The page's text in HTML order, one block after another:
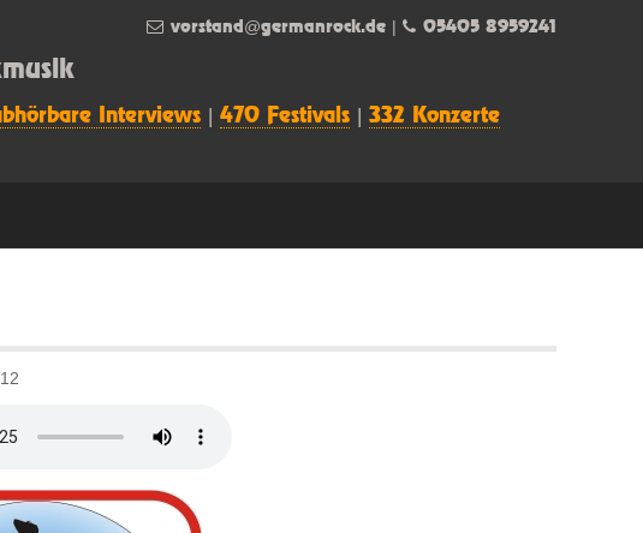
Interviews 470 Festivals 332 Konzerte
vorstand@germanrock.de 05405 8959241